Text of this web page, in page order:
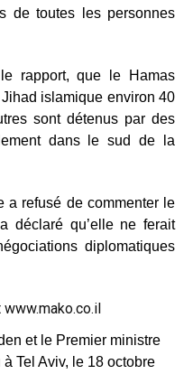
de toutes les personnes
rapport, que le Hamas
islamique environ 40
sont détenus par des
dans le sud de la
a refusé de commenter le
déclaré qu’elle ne ferait
diplomatiques
www.mako.co.il
et le Premier ministre
Tel Aviv, le 18 octobre